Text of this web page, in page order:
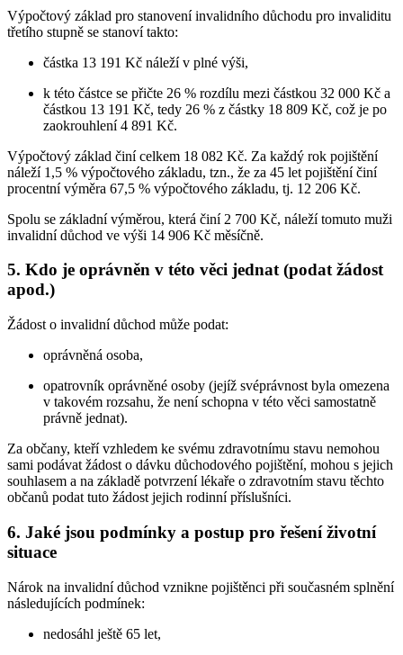
Výpočtový základ pro stanovení invalidního důchodu pro invaliditu
třetího stupně se stanoví takto:
částka 13 191 Kč náleží v plné výši,
k této částce se přičte 26 % rozdílu mezi částkou 32 000 Kč a
částkou 13 191 Kč, tedy 26 % z částky 18 809 Kč, což je po
zaokrouhlení 4 891 Kč.
Výpočtový základ činí celkem 18 082 Kč. Za každý rok pojištění
náleží 1,5 % výpočtového základu, tzn., že za 45 let pojištění činí
procentní výměra 67,5 % výpočtového základu, tj. 12 206 Kč.
Spolu se základní výměrou, která činí 2 700 Kč, náleží tomuto muži
invalidní důchod ve výši 14 906 Kč měsíčně.
5. Kdo je oprávněn v této věci jednat (podat žádost
apod.)
Žádost o invalidní důchod může podat:
oprávněná osoba,
opatrovník oprávněné osoby (jejíž svéprávnost byla omezena
v takovém rozsahu, že není schopna v této věci samostatně
právně jednat).
Za občany, kteří vzhledem ke svému zdravotnímu stavu nemohou
sami podávat žádost o dávku důchodového pojištění, mohou s jejich
souhlasem a na základě potvrzení lékaře o zdravotním stavu těchto
občanů podat tuto žádost jejich rodinní příslušníci.
6. Jaké jsou podmínky a postup pro řešení životní
situace
Nárok na invalidní důchod vznikne pojištěnci při současném splnění
následujících podmínek:
nedosáhl ještě 65 let,